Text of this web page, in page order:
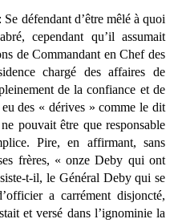
: Se défendant d’être mêlé à quoi
cependant qu’il assumait
de Commandant en Chef des
chargé des affaires de
de la confiance et de
des « dérives » comme le dit
pouvait être que responsable
Pire, en affirmant, sans
frères, « onze Deby qui ont
t-il, le Général Deby qui se
a carrément disjoncté,
et versé dans l’ignominie la